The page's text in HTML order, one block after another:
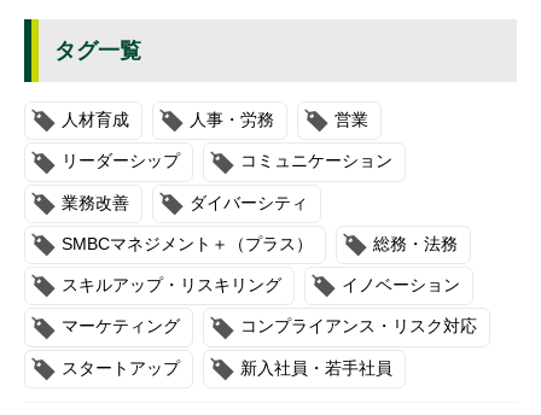
タグ一覧
人材育成 人事・労務 営業
リーダーシップ コミュニケーション
業務改善 ダイバーシティ
SMBCマネジメント＋（プラス） 総務・法務
スキルアップ・リスキリング イノベーション
マーケティング コンプライアンス・リスク対応
スタートアップ 新入社員・若手社員